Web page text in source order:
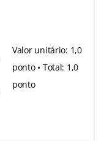
Valor unitário: 1,0
ponto • Total: 1,0
ponto